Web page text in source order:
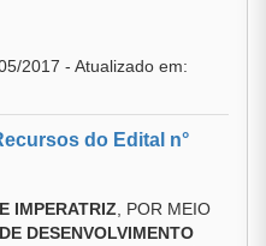
2017 - Atualizado em:
do Edital n°
IMPERATRIZ , POR MEIO
DESENVOLVIMENTO